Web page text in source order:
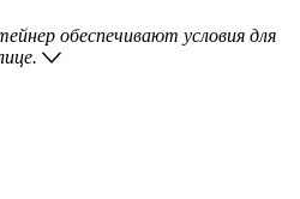
обеспечивают условия для